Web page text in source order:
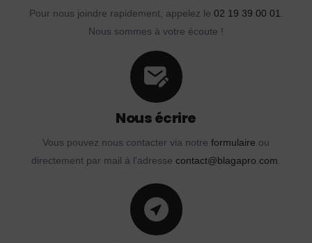
Pour nous joindre rapidement, appelez le 02 19 39 00 01.
Nous sommes à votre écoute !
Nous écrire
Vous pouvez nous contacter via notre formulaire ou
directement par mail à l'adresse contact@blagapro.com.